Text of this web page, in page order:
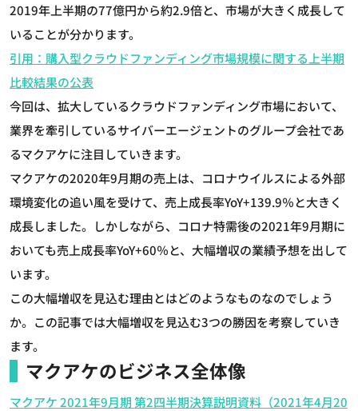
2019年上半期の77億円から約2.9倍と、市場が大きく成長して
いることが分かります。
引用：購入型クラウドファンディング市場規模に関する上半期
比較結果の公表
今回は、拡大しているクラウドファンディング市場において、
業界を牽引しているサイバーエージェントのグループ会社であ
るマクアケに注目していきます。
マクアケの2020年9月期の売上は、コロナウイルスによる外部
環境変化の追い風を受けて、売上成長率YoY+139.9％と大きく
成長しました。しかしながら、コロナ特需後の2021年9月期に
おいても売上成長率YoY+60％と、大幅増収の業績予想を出して
います。
この大幅増収を見込む理由とはどのようなものなのでしょう
か。この記事では大幅増収を見込む3つの勝因を考察していき
ます。
マクアケのビジネス全体像
マクアケ 2021年9月期 第2四半期決算説明資料（2021年4月20